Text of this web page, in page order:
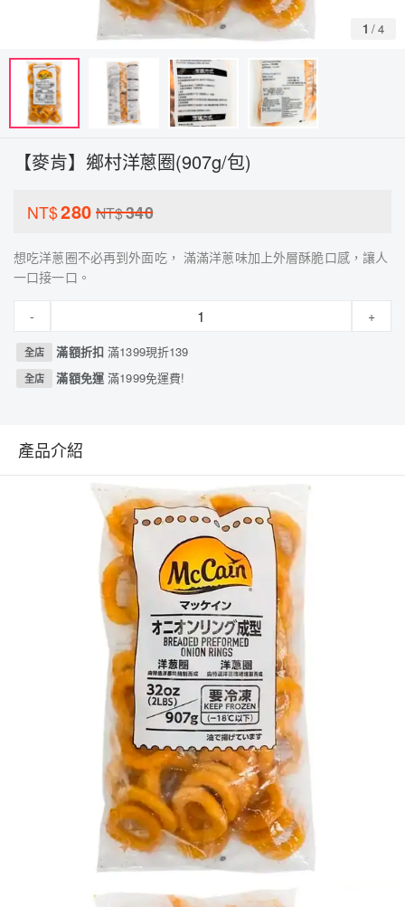
1 /4
【麥肯】鄉村洋蔥圈(907g/包)
NT$280 NT$340
想吃洋蔥圈不必再到外面吃， 滿滿洋蔥味加上外層酥脆口感，讓人
一口接一口。
- +
全店 滿額折扣滿1399現折139
全店 滿額免運滿1999免運費!
產品介紹